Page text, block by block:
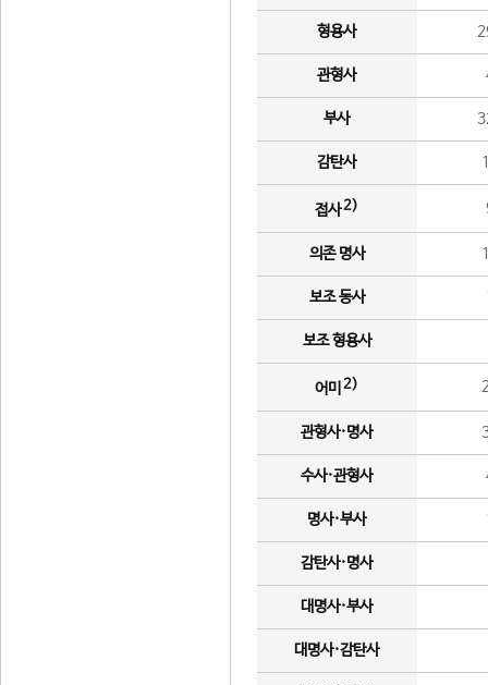
형용사
관형사
부사
감탄사
접사2)
의존 명사
보조 동사
보조 형용사
어미 2)
관형사·명사
수사·관형사
명사·부사
감탄사·명사
대명사·부사
대명사·감탄사